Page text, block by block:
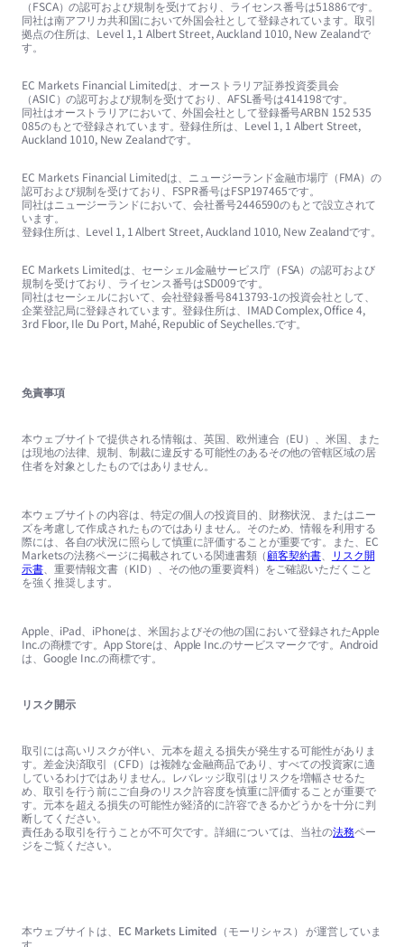
（FSCA）の認可および規制を受けており、ライセンス番号は51886です。
同社は南アフリカ共和国において外国会社として登録されています。取引
拠点の住所は、Level 1, 1 Albert Street, Auckland 1010, New Zealandで
す。
EC Markets Financial Limitedは、オーストラリア証券投資委員会
（ASIC）の認可および規制を受けており、AFSL番号は414198です。
同社はオーストラリアにおいて、外国会社として登録番号ARBN 152 535
085のもとで登録されています。登録住所は、Level 1, 1 Albert Street,
Auckland 1010, New Zealandです。
EC Markets Financial Limitedは、ニュージーランド金融市場庁（FMA）の
認可および規制を受けており、FSPR番号はFSP197465です。
同社はニュージーランドにおいて、会社番号2446590のもとで設立されて
います。
登録住所は、Level 1, 1 Albert Street, Auckland 1010, New Zealandです。
EC Markets Limitedは、セーシェル金融サービス庁（FSA）の認可および
規制を受けており、ライセンス番号はSD009です。
同社はセーシェルにおいて、会社登録番号8413793-1の投資会社として、
企業登記局に登録されています。登録住所は、IMAD Complex, Office 4,
3rd Floor, Ile Du Port, Mahé, Republic of Seychelles.です。
免責事項
本ウェブサイトで提供される情報は、英国、欧州連合（EU）、米国、また
は現地の法律、規制、制裁に違反する可能性のあるその他の管轄区域の居
住者を対象としたものではありません。
本ウェブサイトの内容は、特定の個人の投資目的、財務状況、またはニー
ズを考慮して作成されたものではありません。そのため、情報を利用する
際には、各自の状況に照らして慎重に評価することが重要です。また、EC
Marketsの法務ページに掲載されている関連書類（顧客契約書、
リスク開
示書、重要情報文書（KID）、その他の重要資料）をご確認いただくこと
を強く推奨します。
Apple、iPad、iPhoneは、米国およびその他の国において登録されたApple
Inc.の商標です。App Storeは、Apple Inc.のサービスマークです。Android
は、Google Inc.の商標です。
リスク開示
取引には高いリスクが伴い、元本を超える損失が発生する可能性がありま
す。差金決済取引（CFD）は複雑な金融商品であり、すべての投資家に適
しているわけではありません。レバレッジ取引はリスクを増幅させるた
め、取引を行う前にご自身のリスク許容度を慎重に評価することが重要で
す。元本を超える損失の可能性が経済的に許容できるかどうかを十分に判
断してください。
責任ある取引を行うことが不可欠です。詳細については、当社の法務ペー
ジをご覧ください。
本ウェブサイトは、EC Markets Limited（モーリシャス） が運営していま